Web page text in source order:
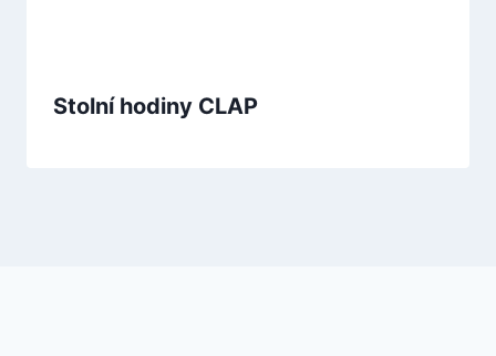
Stolní hodiny CLAP